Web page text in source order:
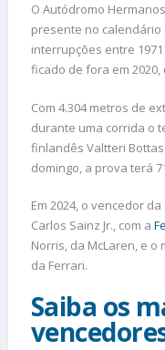
O Autódromo
presente no calendário
interrupções entre 1971
ficado de fora em
Com 4.304 metros de
durante uma corrida o
finlandês Valtteri
domingo, a prova terá
Em 2024, o vencedor
Carlos Sainz Jr., com a
Norris, da McLaren, e o
da Ferrari.
Saiba os